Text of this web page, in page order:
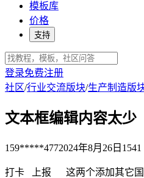
模板库
价格
支持
登录免费注册
社区/行业交流版块/生产制造版
文本框编辑内容太少
159*****4772024年8月26日 1541
打卡 上报 这两个添加其它国